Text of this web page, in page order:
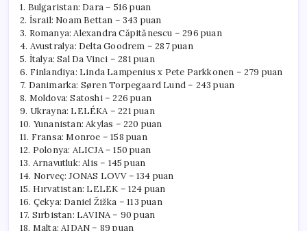
1. Bulgaristan: Dara – 516 puan
2. İsrail: Noam Bettan – 343 puan
3. Romanya: Alexandra Căpitănescu – 296 puan
4. Avustralya: Delta Goodrem – 287 puan
5. İtalya: Sal Da Vinci – 281 puan
6. Finlandiya: Linda Lampenius x Pete Parkkonen – 279 puan
7. Danimarka: Søren Torpegaard Lund – 243 puan
8. Moldova: Satoshi – 226 puan
9. Ukrayna: LELÉKA – 221 puan
10. Yunanistan: Akylas – 220 puan
11. Fransa: Monroe – 158 puan
12. Polonya: ALICJA – 150 puan
13. Arnavutluk: Alis – 145 puan
14. Norveç: JONAS LOVV – 134 puan
15. Hırvatistan: LELEK – 124 puan
16. Çekya: Daniel Žižka – 113 puan
17. Sırbistan: LAVINA – 90 puan
18. Malta: AIDAN – 89 puan